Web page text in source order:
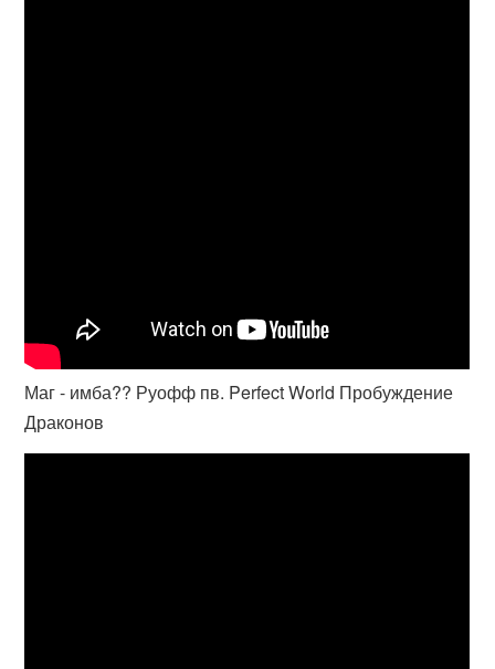
Маг - имба?? Руофф пв. Perfect World Пробуждение
Драконов